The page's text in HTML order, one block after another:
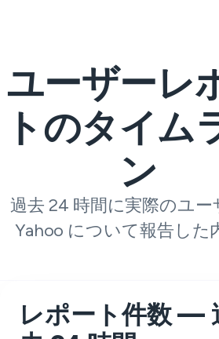
ユーザーレ
トのタイム
ン
過去 24 時間に実際のユー
Yahoo について報告した
レポート件数 —